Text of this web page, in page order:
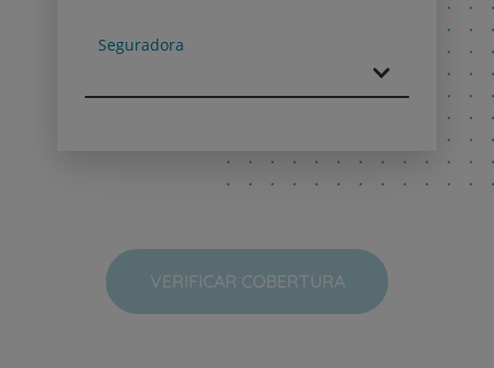
Seguradora
Next
VERIFICAR COBERTURA